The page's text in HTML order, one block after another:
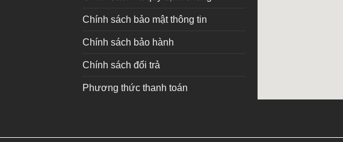
Chính sách bảo mật thông tin
Chính sách bảo hành
Chính sách đổi trả
Phương thức thanh toán